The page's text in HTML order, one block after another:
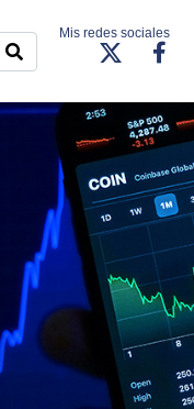
Mis redes sociales